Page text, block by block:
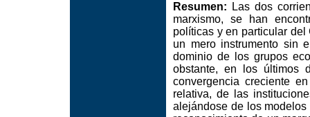
Resumen: Las dos
marxismo, se han
políticas y en particular
un mero instrumento sin
dominio de los grupos
obstante, en los últimos
convergencia creciente
relativa, de las
alejándose de los